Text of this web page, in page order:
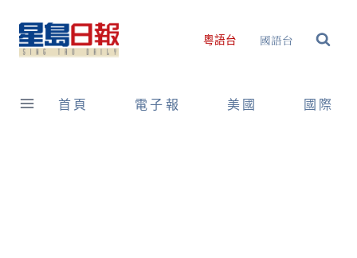
content
粵語台 國語台
首頁 電子報 美國 國際